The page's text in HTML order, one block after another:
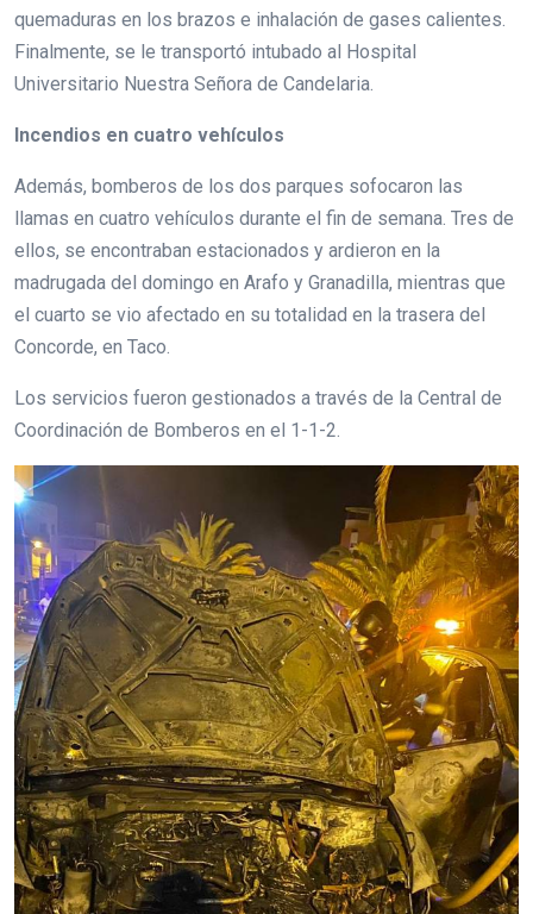
quemaduras en los brazos e inhalación de gases calientes.
Finalmente, se le transportó intubado al Hospital
Universitario Nuestra Señora de Candelaria.
Incendios en cuatro vehículos
Además, bomberos de los dos parques sofocaron las
llamas en cuatro vehículos durante el fin de semana. Tres de
ellos, se encontraban estacionados y ardieron en la
madrugada del domingo en Arafo y Granadilla, mientras que
el cuarto se vio afectado en su totalidad en la trasera del
Concorde, en Taco.
Los servicios fueron gestionados a través de la Central de
Coordinación de Bomberos en el 1-1-2.